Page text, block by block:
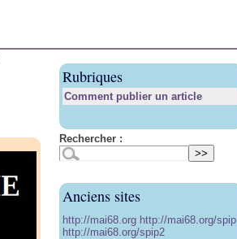
Rubriques
Comment publier un article
Rechercher :
Anciens sites
http://mai68.org http://mai68.org/spip
http://mai68.org/spip2